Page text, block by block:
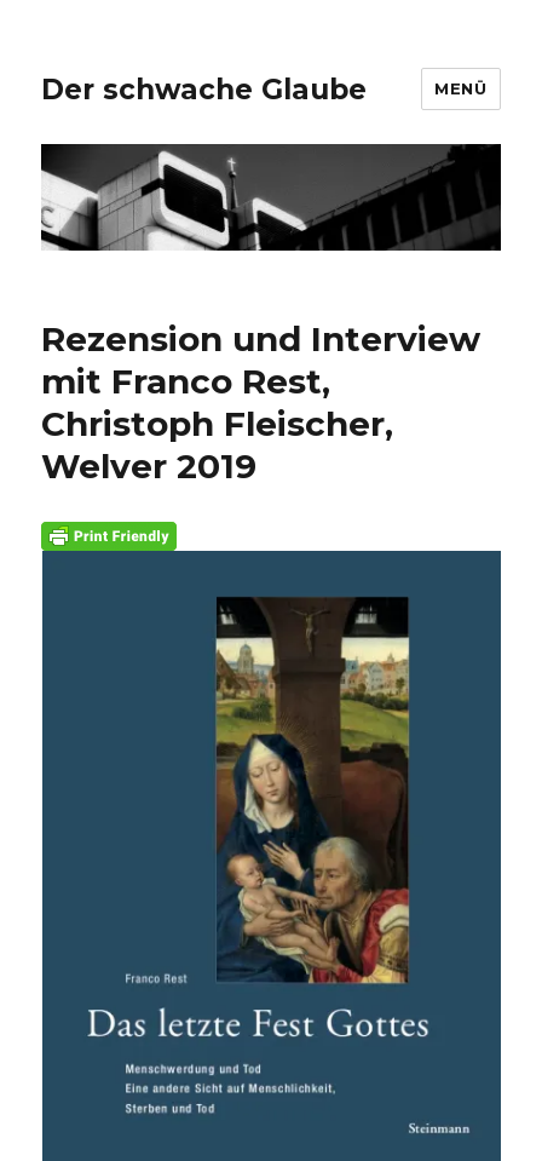
Der schwache Glaube MENÜ
Rezension und Interview
mit Franco Rest,
Christoph Fleischer,
Welver 2019